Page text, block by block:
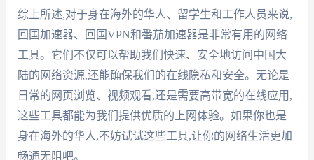
综上所述,对于身在海外的华人、留学生和工作人员来说,
回国加速器、回国VPN和番茄加速器是非常有用的网络
工具。它们不仅可以帮助我们快速、安全地访问中国大
陆的网络资源,还能确保我们的在线隐私和安全。无论是
日常的网页浏览、视频观看,还是需要高带宽的在线应用,
这些工具都能为我们提供优质的上网体验。如果你也是
身在海外的华人,不妨试试这些工具,让你的网络生活更加
畅通无阻吧。